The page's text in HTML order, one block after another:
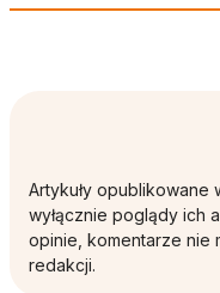
Artykuły opublikowane
wyłącznie poglądy ich
opinie, komentarze nie
redakcji.